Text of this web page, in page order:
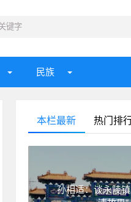
民族
本栏最新 热门排
孙相适：谈永陵